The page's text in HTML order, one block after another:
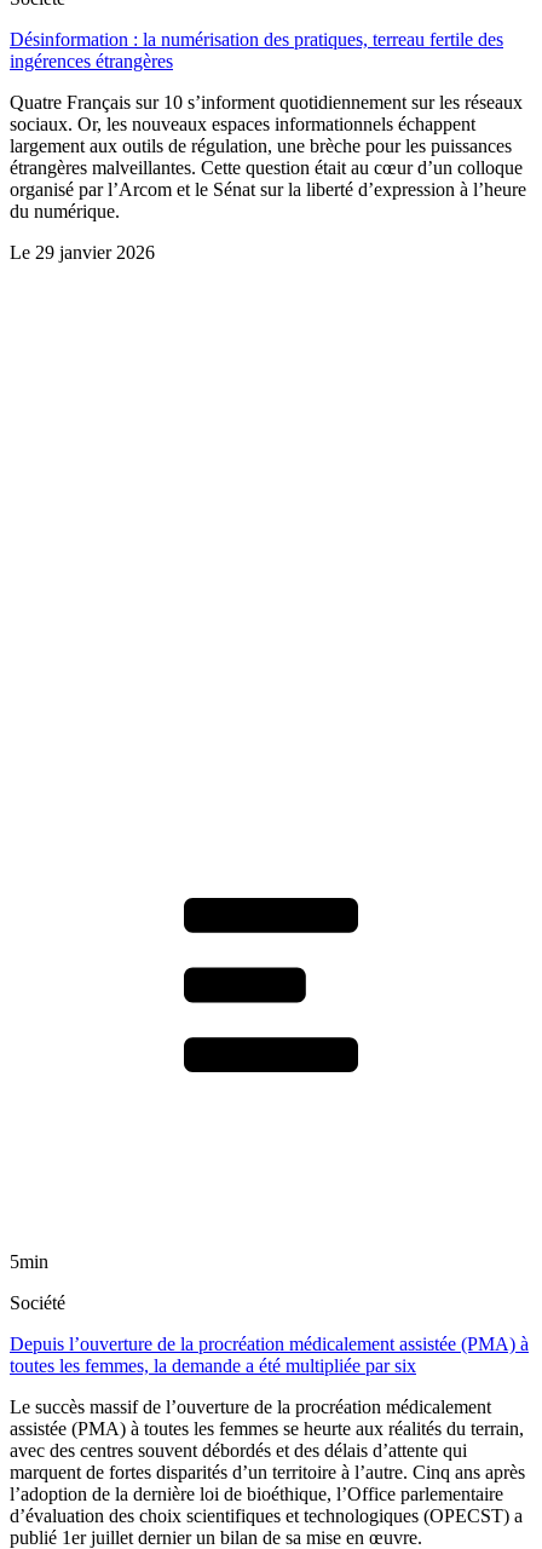
Désinformation : la numérisation des pratiques, terreau fertile des
ingérences étrangères
Quatre Français sur 10 s’informent quotidiennement sur les réseaux
sociaux. Or, les nouveaux espaces informationnels échappent
largement aux outils de régulation, une brèche pour les puissances
étrangères malveillantes. Cette question était au cœur d’un colloque
organisé par l’Arcom et le Sénat sur la liberté d’expression à l’heure
du numérique.
Le 29 janvier 2026
5min
Société
Depuis l’ouverture de la procréation médicalement assistée (PMA) à
toutes les femmes, la demande a été multipliée par six
Le succès massif de l’ouverture de la procréation médicalement
assistée (PMA) à toutes les femmes se heurte aux réalités du terrain,
avec des centres souvent débordés et des délais d’attente qui
marquent de fortes disparités d’un territoire à l’autre. Cinq ans après
l’adoption de la dernière loi de bioéthique, l’Office parlementaire
d’évaluation des choix scientifiques et technologiques (OPECST) a
publié 1er juillet dernier un bilan de sa mise en œuvre.